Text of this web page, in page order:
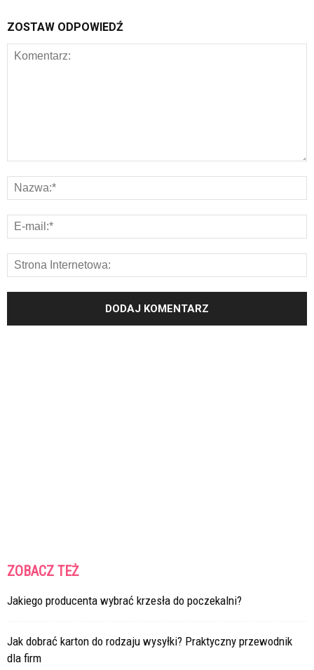
ZOSTAW ODPOWIEDŹ
ZOBACZ TEŻ
Jakiego producenta wybrać krzesła do poczekalni?
Jak dobrać karton do rodzaju wysyłki? Praktyczny przewodnik
dla firm